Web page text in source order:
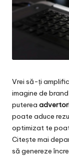
Vrei să-ți
imagine de
puterea
poate aduce
optimizat te
Citește mai
să genereze